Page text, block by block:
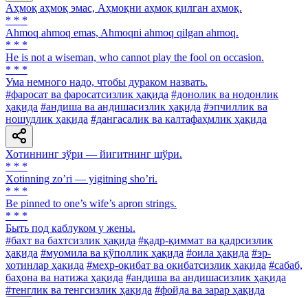
Аҳмоқ аҳмоқ эмас, Аҳмоқни аҳмоқ қилган аҳмоқ.
* * *
Ahmoq ahmoq emas, Ahmoqni ahmoq qilgan ahmoq.
* * *
He is not a wiseman, who cannot play the fool on occasion.
* * *
Ума немного надо, чтобы дураком назвать.
#фаросат ва фаросатсизлик ҳақида #донолик ва нодонлик
ҳақида #андиша ва андишасизлик ҳақида #эпчиллик ва
ношудлик ҳақида #дангасалик ва калтафаҳмлик ҳақида
Хотиннинг зўри — йигитнинг шўри.
* * *
Xotinning zoʼri — yigitning shoʼri.
* * *
Be pinned to one’s wife’s apron strings.
* * *
Быть под каблуком у жены.
#бахт ва бахтсизлик ҳақида #қадр-қиммат ва қадрсизлик
ҳақида #муомила ва қўполлик ҳақида #оила ҳақида #эр-
хотинлар ҳақида #меҳр-оқибат ва оқибатсизлик ҳақида #сабаб,
баҳона ва натижа ҳақида #андиша ва андишасизлик ҳақида
#тенглик ва тенгсизлик ҳақида #фойда ва зарар ҳақида